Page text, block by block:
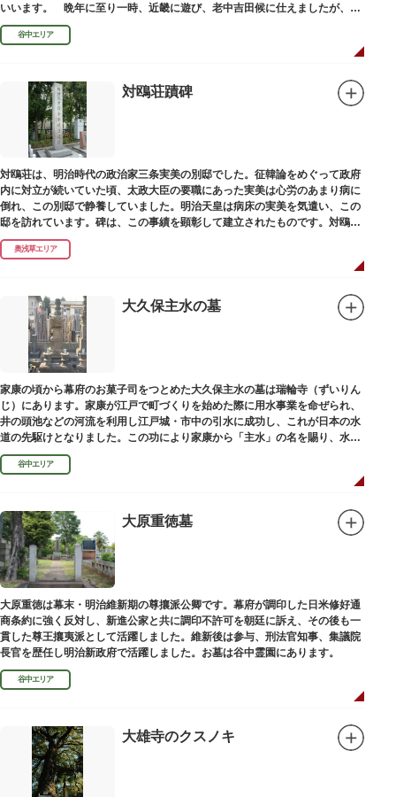
いいます。 晩年に至り一時、近畿に遊び、老中吉田候に仕えましたが、前
田家に賓使としてまぬかれ、三百石を給せられました。
谷中エリア
対鴎荘蹟碑
対鴎荘は、明治時代の政治家三条実美の別邸でした。征韓論をめぐって政府
内に対立が続いていた頃、太政大臣の要職にあった実美は心労のあまり病に
倒れ、この別邸で静養していました。明治天皇は病床の実美を気遣い、この
邸を訪れています。碑は、この事績を顕彰して建立されたものです。対鴎荘
は、多摩市連光寺に移築されました。
奥浅草エリア
大久保主水の墓
家康の頃から幕府のお菓子司をつとめた大久保主水の墓は瑞輪寺（ずいりん
じ）にあります。家康が江戸で町づくりを始めた際に用水事業を命ぜられ、
井の頭池などの河流を利用し江戸城・市中の引水に成功し、これが日本の水
道の先駆けとなりました。この功により家康から「主水」の名を賜り、水は
濁らざるを尊しとして「もんと」と読むようになったといわれます。
谷中エリア
大原重徳墓
大原重徳は幕末・明治維新期の尊攘派公卿です。幕府が調印した日米修好通
商条約に強く反対し、新進公家と共に調印不許可を朝廷に訴え、その後も一
貫した尊王攘夷派として活躍しました。維新後は参与、刑法官知事、集議院
長官を歴任し明治新政府で活躍しました。お墓は谷中霊園にあります。
谷中エリア
大雄寺のクスノキ